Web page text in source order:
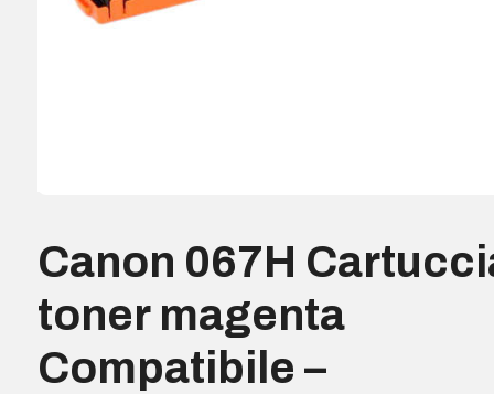
Canon 067H
toner magenta
Compatibile –